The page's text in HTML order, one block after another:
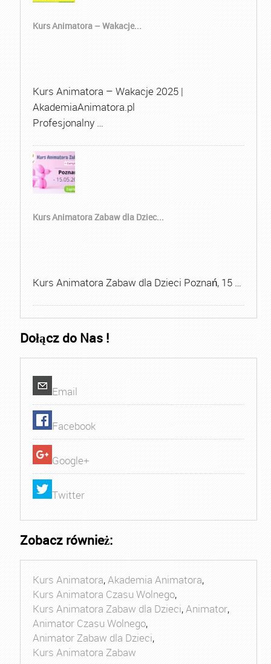
Kurs Animatora – Wakacje...
Kurs Animatora – Wakacje 2025 |
AkademiaAnimatora.pl
Profesjonalny …
Kurs Animatora Zabaw dla Dziec...
Kurs Animatora Zabaw dla Dzieci Poznań, 15 …
Dołącz do Nas !
Email
Facebook
Google+
Twitter
Zobacz również:
Kurs Animatora,Akademia Animatora,
Kurs Animatora Czasu Wolnego,
Kurs Animatora Zabaw dla Dzieci,Animator,
Animator Czasu Wolnego,
Animator Zabaw dla Dzieci,
Kurs Animatora Zabaw